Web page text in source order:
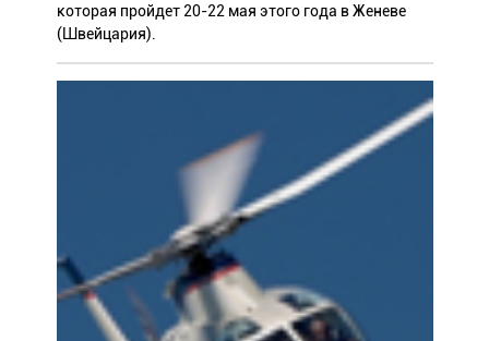
которая пройдет 20-22 мая этого года в Женеве
(Швейцария).